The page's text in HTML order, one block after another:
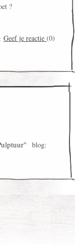
?
Geef je reactie (0)
blog: